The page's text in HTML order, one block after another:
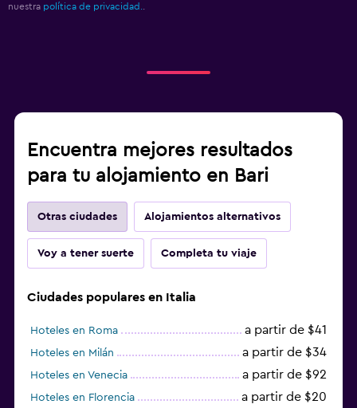
nuestra política de privacidad.
Encuentra mejores resultados
para tu alojamiento en Bari
Otras ciudades Alojamientos alternativos
Voy a tener suerte Completa tu viaje
Ciudades populares en Italia
Hoteles en Roma a partir de $41
Hoteles en Milán a partir de $34
Hoteles en Venecia a partir de $92
Hoteles en Florencia a partir de $20